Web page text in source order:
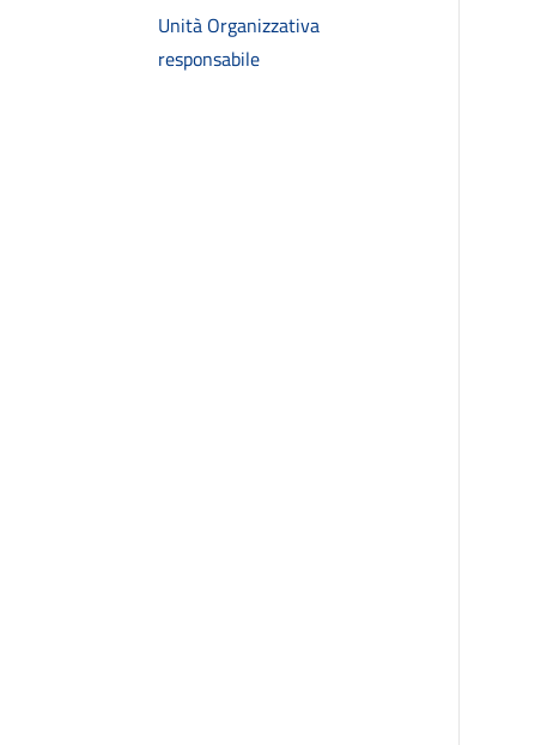
Unità Organizzativa
responsabile